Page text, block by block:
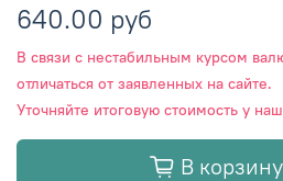
640.00 руб
В связи с нестабильным курсом
отличаться от заявленных на сайте.
Уточняйте итоговую стоимость у
В корзину